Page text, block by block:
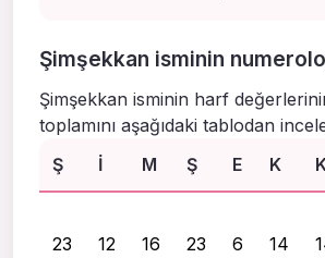
Şimşekkan isminin
Şimşekkan isminin harf
toplamını aşağıdaki tablodan
Ş
I M Ş E K
23 12 16 23 6 14